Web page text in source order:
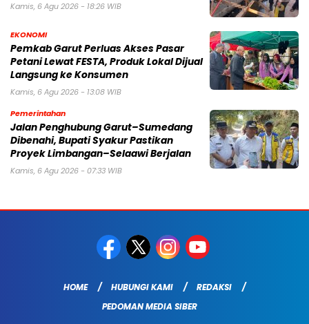
Kamis, 6 Agu 2026 - 18:26 WIB
EKONOMI
Pemkab Garut Perluas Akses Pasar
Petani Lewat FESTA, Produk Lokal Dijual
Langsung ke Konsumen
Kamis, 6 Agu 2026 - 13:08 WIB
Pemerintahan
Jalan Penghubung Garut–Sumedang
Dibenahi, Bupati Syakur Pastikan
Proyek Limbangan–Selaawi Berjalan
Kamis, 6 Agu 2026 - 07:33 WIB
HOME HUBUNGI KAMI
REDAKSI
PEDOMAN MEDIA SIBER